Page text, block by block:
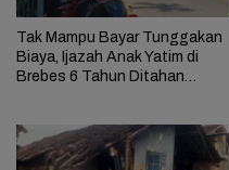
Tak Mampu Bayar Tunggakan
Biaya, Ijazah Anak Yatim di
Brebes 6 Tahun Ditahan